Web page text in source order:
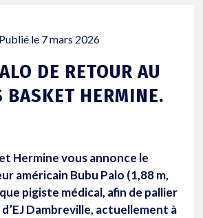
Publié le 7 mars 2026
DE RETOUR AU
BASKET HERMINE.
Hermine vous annonce le
américain Bubu Palo (1,88 m,
pigiste médical, afin de pallier
Dambreville, actuellement à